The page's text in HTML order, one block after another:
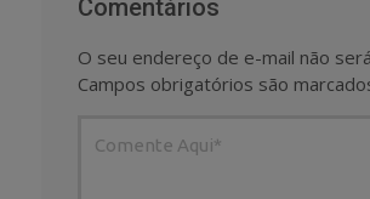
Comentários
O seu endereço de e-mail não
Campos obrigatórios são